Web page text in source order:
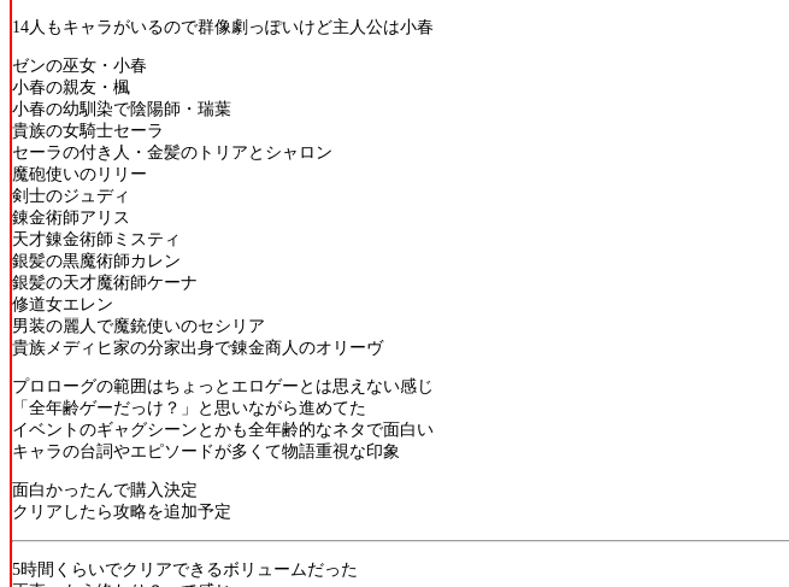
14人もキャラがいるので群像劇っぽいけど主人公は小春
ゼンの巫女・小春
小春の親友・楓
小春の幼馴染で陰陽師・瑞葉
貴族の女騎士セーラ
セーラの付き人・金髪のトリアとシャロン
魔砲使いのリリー
剣士のジュディ
錬金術師アリス
天才錬金術師ミスティ
銀髪の黒魔術師カレン
銀髪の天才魔術師ケーナ
修道女エレン
男装の麗人で魔銃使いのセシリア
貴族メディヒ家の分家出身で錬金商人のオリーヴ
プロローグの範囲はちょっとエロゲーとは思えない感じ
「全年齢ゲーだっけ？」と思いながら進めてた
イベントのギャグシーンとかも全年齢的なネタで面白い
キャラの台詞やエピソードが多くて物語重視な印象
面白かったんで購入決定
クリアしたら攻略を追加予定
5時間くらいでクリアできるボリュームだった